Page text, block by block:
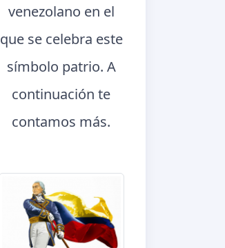
venezolano en el
que se celebra este
símbolo patrio. A
continuación te
contamos más.